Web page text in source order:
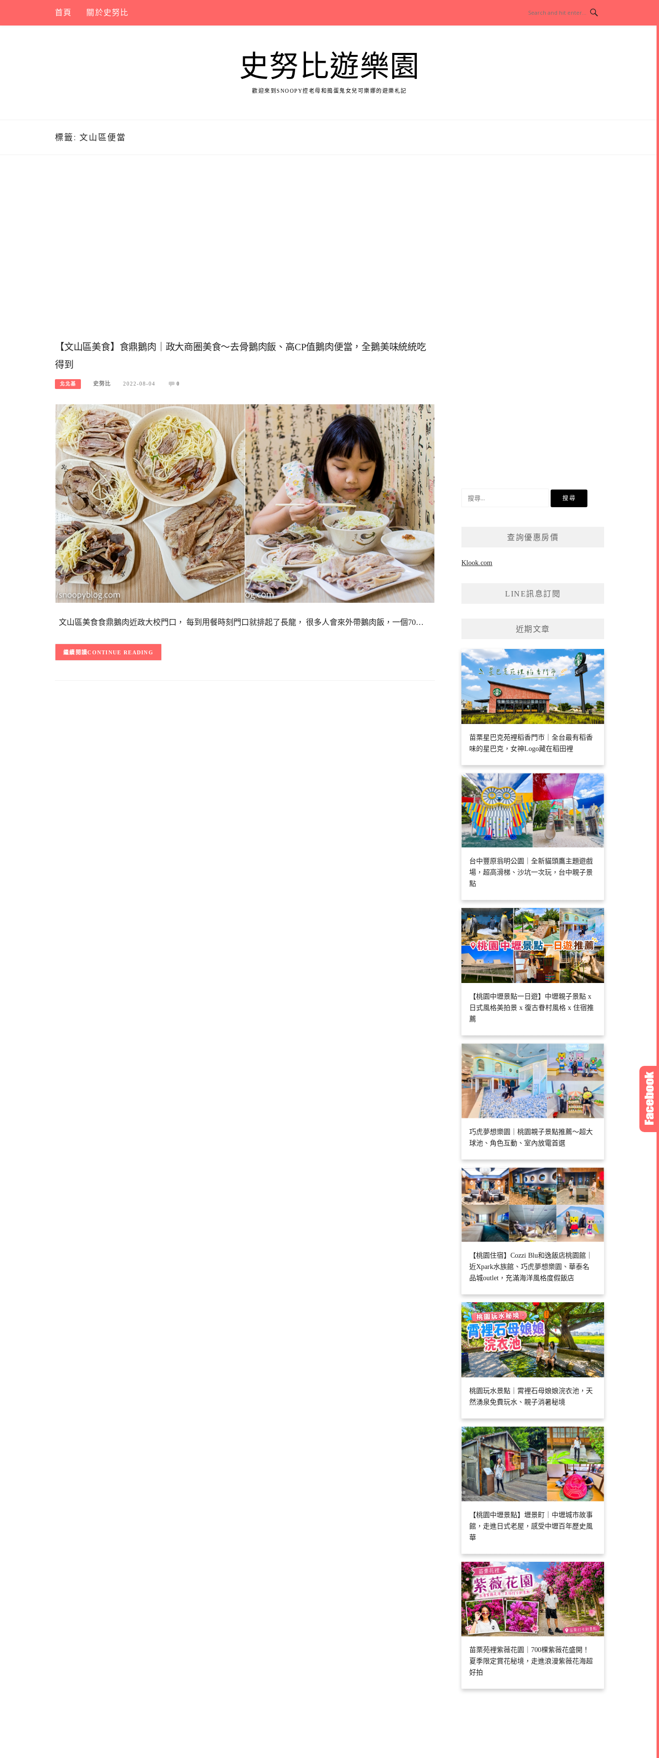
content
首頁 關於史努比
史努比遊樂園
歡迎來到SNOOPY控老母和搗蛋鬼女兒可樂娜的遊樂札記
標籤: 文山區便當
【文山區美食】食鼎鵝肉｜政大商圈美食～去骨鵝肉飯、高CP值鵝肉便當，全鵝美味統統吃
得到
北北基 史努比 2022-08-04 0
文山區美食食鼎鵝肉近政大校門口， 每到用餐時刻門口就排起了長龍， 很多人會來外帶鵝肉飯，一個70…
CONTINUE READING
查詢優惠房價
Klook.com
LINE訊息訂閱
近期文章
苗栗星巴克苑裡稻香門市｜全台最有稻香
味的星巴克，女神Logo藏在稻田裡
台中豐原翁明公園｜全新貓頭鷹主題遊戲
場，超高滑梯、沙坑一次玩，台中親子景
點
【桃園中壢景點一日遊】中壢親子景點 x
日式風格美拍景 x 復古眷村風格 x 住宿推
薦
巧虎夢想樂園｜桃園親子景點推薦～超大
球池、角色互動、室內放電首選
【桃園住宿】Cozzi Blu和逸飯店桃園館｜
近Xpark水族館、巧虎夢想樂園、華泰名
品城outlet，充滿海洋風格度假飯店
桃園玩水景點｜霄裡石母娘娘浣衣池，天
然湧泉免費玩水、親子消暑秘境
【桃園中壢景點】壢景町｜中壢城市故事
館，走進日式老屋，感受中壢百年歷史風
華
苗栗苑裡紫薇花園｜700棵紫薇花盛開！
夏季限定賞花秘境，走進浪漫紫薇花海超
好拍